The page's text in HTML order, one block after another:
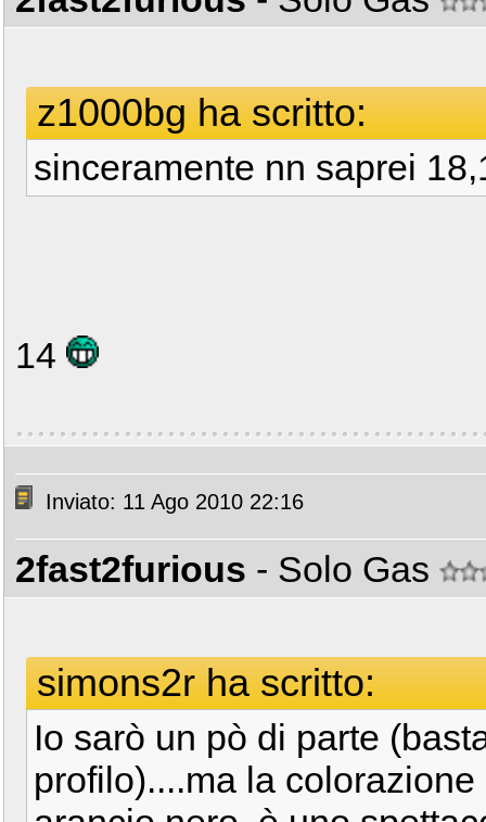
z1000bg ha scritto:
sinceramente nn saprei
14
Inviato: 11 Ago 2010 22:16
2fast2furious - Solo Gas
simons2r ha scritto:
Io sarò un pò di parte
profilo)....ma la